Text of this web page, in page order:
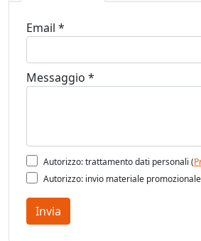
Email *
Messaggio *
Autorizzo: trattamento dati personali (
Autorizzo: invio materiale
Invia